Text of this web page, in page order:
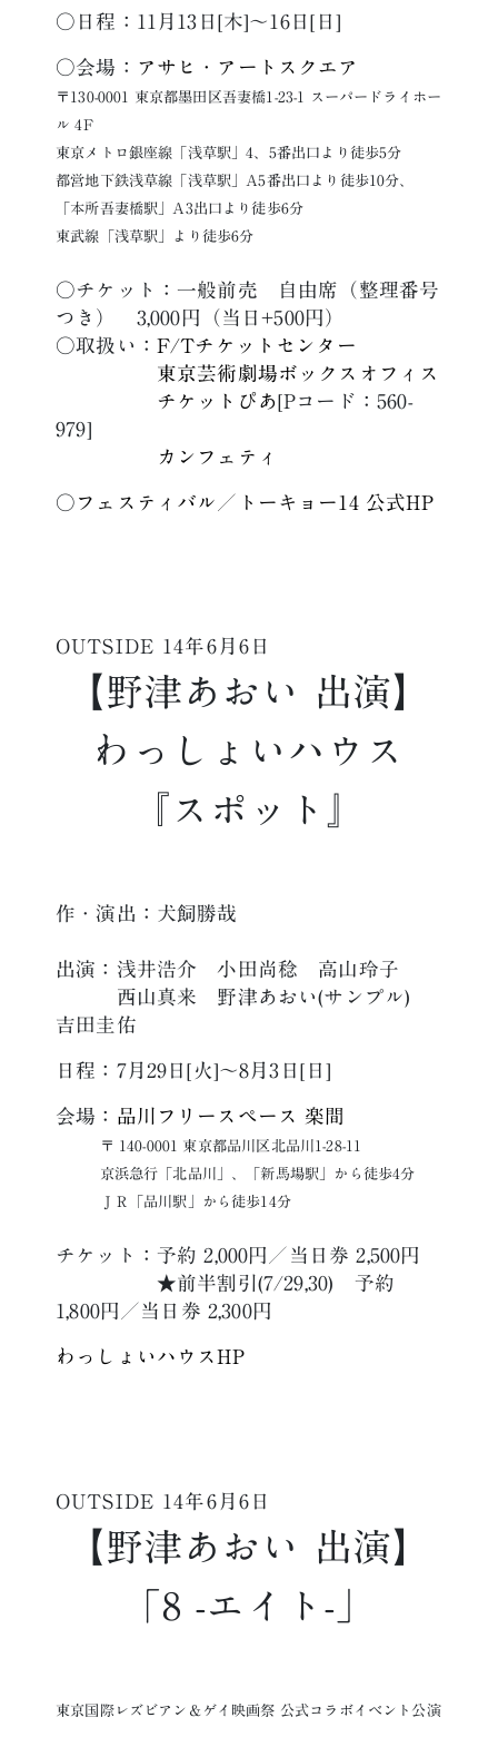
○日程：11月13日[木]～16日[日]
○会場： アサヒ・アートスクエア
〒130-0001 東京都墨田区吾妻橋1-23-1 スーパードライホー
ル 4F
東京メトロ銀座線「浅草駅」4、5番出口より徒歩5分
都営地下鉄浅草線「浅草駅」A5番出口より徒歩10分、
「本所吾妻橋駅」A3出口より徒歩6分
東武線「浅草駅」より徒歩6分
○チケット：一般前売 自由席（整理番号
つき） 3,000円（当日+500円）
○取扱い： F/Tチケットセンター
東京芸術劇場ボックスオフィス
チケットぴあ[Pコード：560-
979]
カンフェティ
○ フェスティバル／トーキョー14 公式HP
OUTSIDE 14年6月6日
【野津あおい 出演】
わっしょいハウス
『スポット』
作・演出：犬飼勝哉
出演：浅井浩介 小田尚稔 高山玲子
西山真来 野津あおい(サンプル)
吉田圭佑
日程：7月29日[火]～8月3日[日]
会場： 品川フリースペース 楽間
〒 140-0001 東京都品川区北品川1-28-11
京浜急行「北品川」、「新馬場駅」から徒歩4分
ＪＲ「品川駅」から徒歩14分
チケット：予約 2,000円／当日券 2,500円
★前半割引(7/29,30) 予約
1,800円／当日券 2,300円
わっしょいハウスHP
OUTSIDE 14年6月6日
【野津あおい 出演】
「8 -エイト-」
東京国際レズビアン＆ゲイ映画祭 公式コラボイベント公演